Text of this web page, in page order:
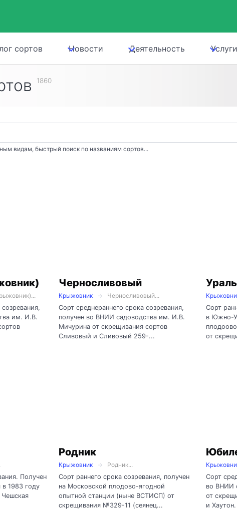
сортов Новости Деятельность Услуги
1860
видам, быстрый поиск по названиям сортов...
им. И.В.
Черносливовый
Крыжовник
Черносливовый...
Сорт среднераннего срока созревания,
получен во ВНИИ садоводства им. И.В.
Мичурина от скрещивания сортов
Сливовый и Сливовый 259-...
Сорт
в Южно-
от
Получен
1983 году
Чешская
Родник
Крыжовник
Родник...
Сорт раннего срока созревания, получен
на Московской плодово-ягодной
опытной станции (ныне ВСТИСП) от
скрещивания №329-11 (сеянец...
Сорт
во ВНИИ
от
и